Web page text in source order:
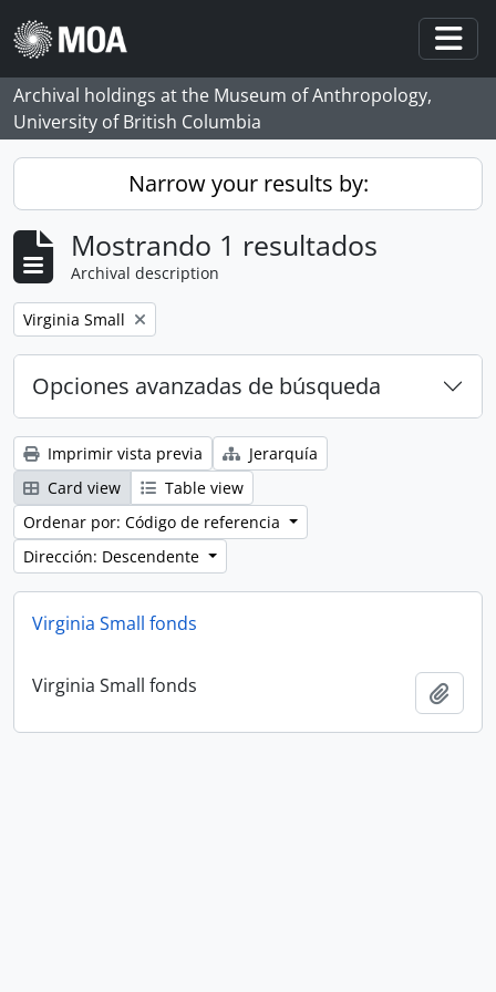
Skip to main content
Archival holdings at the Museum of Anthropology,
University of British Columbia
Narrow your results by:
Mostrando 1 resultados
Archival description
Remove filter:
Virginia Small
Opciones avanzadas de búsqueda
Imprimir vista previa
Jerarquía
Card view
Table view
Ordenar por: Código de referencia
Dirección: Descendente
Virginia Small fonds
Virginia Small fonds